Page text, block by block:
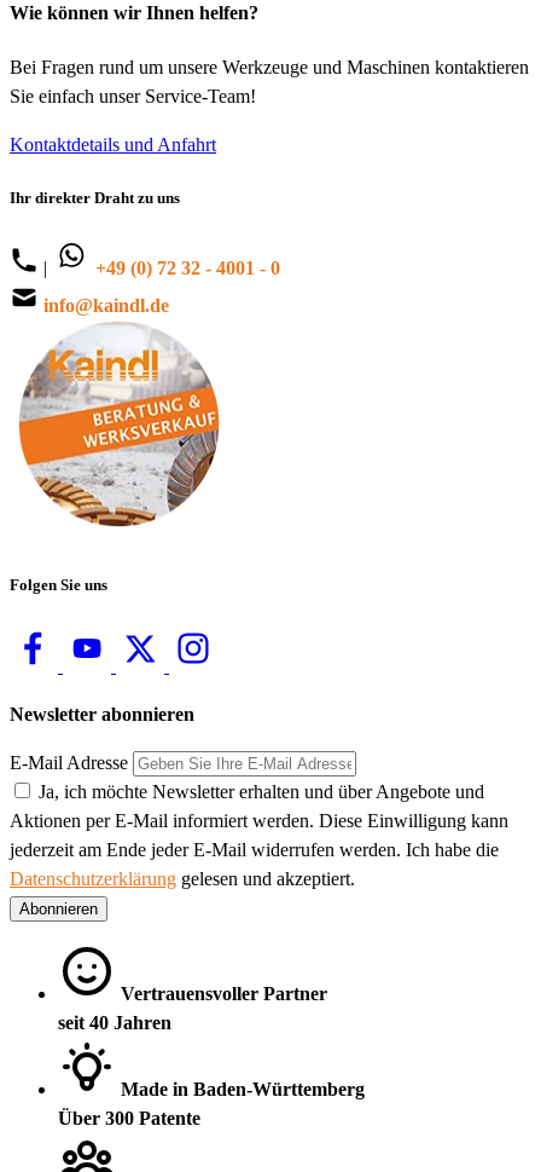
Wie können wir Ihnen helfen?
Bei Fragen rund um unsere Werkzeuge und Maschinen kontaktieren
Sie einfach unser Service-Team!
Kontaktdetails und Anfahrt
Ihr direkter Draht zu uns
|
+49 (0) 72 32 - 4001 - 0
info@kaindl.de
Folgen Sie uns
Newsletter abonnieren
E-Mail Adresse
Ja, ich möchte Newsletter erhalten und über Angebote und
Aktionen per E-Mail informiert werden. Diese Einwilligung kann
jederzeit am Ende jeder E-Mail widerrufen werden. Ich habe die
Datenschutzerklärung gelesen und akzeptiert.
Abonnieren
Vertrauensvoller Partner
seit 40 Jahren
Made in Baden-Württemberg
Über 300 Patente